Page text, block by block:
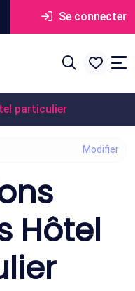
Se connecter
particulier
Hôtel